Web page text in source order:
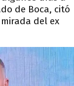
de Boca, citó
del ex